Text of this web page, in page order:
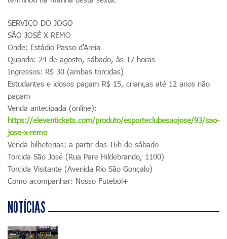
SERVIÇO DO JOGO
SÃO JOSÉ X REMO
Onde: Estádio Passo d'Areia
Quando: 24 de agosto, sábado, às 17 horas
Ingressos: R$ 30 (ambas torcidas)
Estudantes e idosos pagam R$ 15, crianças até 12 anos não
pagam
Venda antecipada (online):
https://eleventickets.com/produto/esporteclubesaojose/93/sao-
jose-x-remo
Venda bilheterias: a partir das 16h de sábado
Torcida São José (Rua Pare Hildebrando, 1100)
Torcida Visitante (Avenida Rio São Gonçalo)
Como acompanhar: Nosso Futebol+
NOTÍCIAS